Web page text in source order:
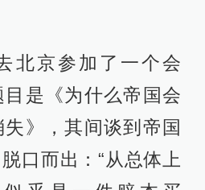
北京参加了一个会
是《为什么帝国会
》，其间谈到帝国
口而出：“从总体上